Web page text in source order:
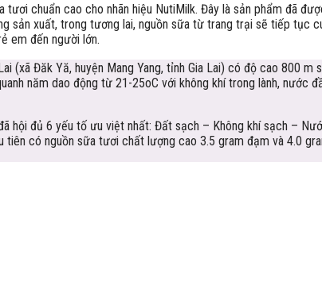
chuẩn cao cho nhãn hiệu NutiMilk. Đây là sản phẩm đã
sản xuất, trong tương lai, nguồn sữa từ trang trại sẽ tiếp tục
em đến người lớn.
(xã Đăk Yă, huyện Mang Yang, tỉnh Gia Lai) có độ cao 800
năm dao động từ 21-25oC với không khí trong lành, nước
hội đủ 6 yếu tố ưu việt nhất: Đất sạch – Không khí sạch –
có nguồn sữa tươi chất lượng cao 3.5 gram đạm và 4.0